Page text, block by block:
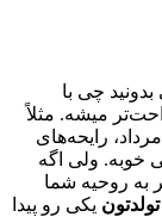
چی با
میشه. مثلاً
رایحه‌های
خوبه. ولی اگه
به روحیه شما
یکی رو پیدا